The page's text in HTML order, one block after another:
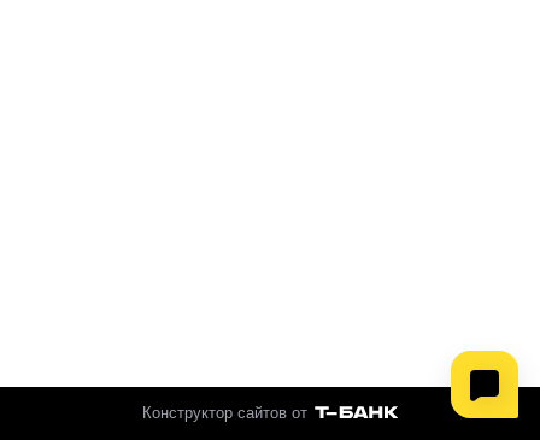
Конструктор сайтов от